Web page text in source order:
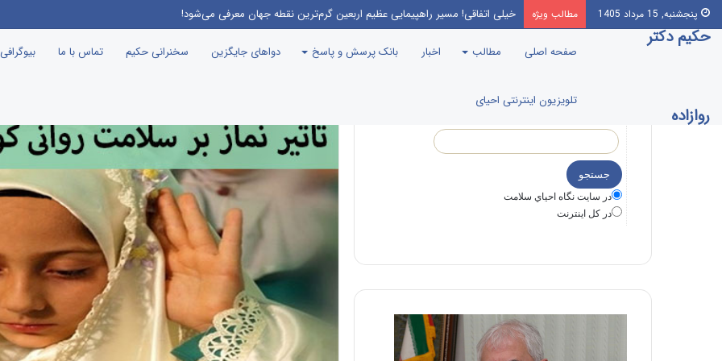
پنجشنبه, 15 مرداد 1405 مطالب ویژه خیلی اتفاقی! مسیر راهپیمایی عظیم اربعین گرم‌ترین نقطه جهان معرفی می‌شود!
حکیم دکتر
روازاده
صفحه اصلی مطالب اخبار بانک پرسش و پاسخ دواهای جایگزین سخنرانی حکیم تماس با ما
تلویزیون اینترنتی احیای
در سايت نگاه احياي سلامت
در كل اينترنت